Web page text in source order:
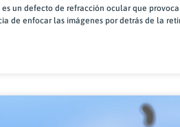
es un defecto de refracción ocular que
de enfocar las imágenes por detrás de la